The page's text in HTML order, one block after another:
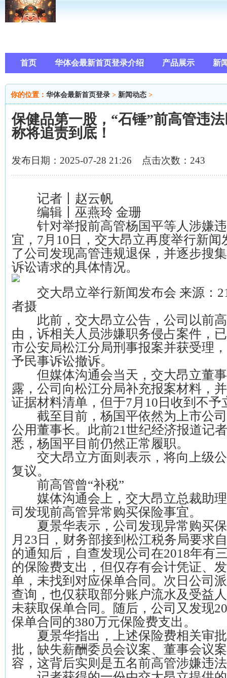
首页 华体会最新首页登录介绍 产品展示 新
你的位置： 华体会最新首页登录 > 新闻动态 >
保健品第一股，“石锤”前高管违
称将追责到底！
发布日期：2025-07-28 21:26 点击次数：243
记者丨赵云帆
编辑丨巫燕玲 金珊
针对举报前高管杨国平等人涉嫌违
宜，7月10日，交大昂立再度举行新闻
了公司发现高管违规退保，并逐步搜
诉讼请求的具体情况。
交大昂立举行新闻发布会 来源：
者摄
此前，交大昂立公告，公司以前高
由，诉相关人员涉嫌职务侵占案件，
市公安局松江分局刑事报案并获受理
予民事诉讼撤诉。
但媒体沟通会当天，交大昂立董事
露，公司向松江分局补充报案材料，
证据材料清单，但于7月10日收到不予
截至目前，杨国平依然为上市公司
公用董事长。此前21世纪经济报道记
悉，杨国平目前仍然正常履职。
交大昂立方面则表示，将向上级公
复议。
前高管曾“补税”
媒体沟通会上，交大昂立总裁助理
司发现前高管异常购买保险事宜。
夏景华表示，公司发现异常购买保
月23日，财务部接到松江税务局要求
的通知后，自查发现公司在2018年有
的保险费支出，但仅存有会计凭证、
单，未找到对应保单合同。次日公司
查询，也仅获取部分账户流水及受益
未获取保单合同。随后，公司又发现
保单合同的380万元保险费支出。
夏景华指出，上述保险费相关审批
批，缺失薪酬委员会议案、董事会议
容，这背后实则是五名前高管涉嫌违